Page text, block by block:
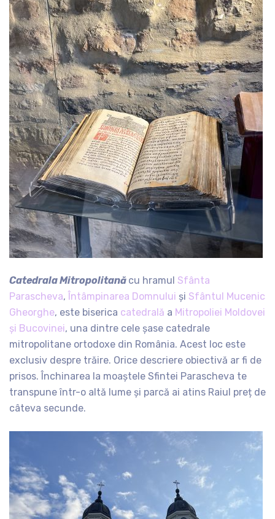
Catedrala Mitropolitană cu hramul Sfânta
Parascheva, Întâmpinarea Domnului și Sfântul Mucenic
Gheorghe, este biserica catedrală a Mitropoliei Moldovei
și Bucovinei, una dintre cele șase catedrale
mitropolitane ortodoxe din România. Acest loc este
exclusiv despre trăire. Orice descriere obiectivă ar fi de
prisos. Închinarea la moaștele Sfintei Parascheva te
transpune într-o altă lume și parcă ai atins Raiul preț de
câteva secunde.